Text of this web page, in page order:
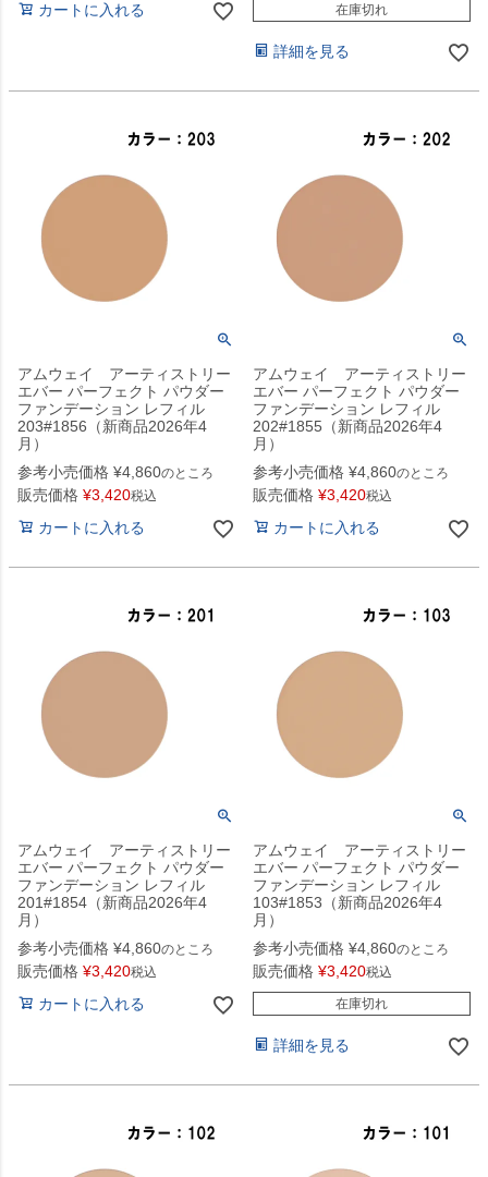
カートに入れる 在庫切れ
詳細を見る
アムウェイ アーティストリー
エバー パーフェクト パウダー
ファンデーション レフィル
203#1856（新商品2026年4
月）
参考小売価格 ¥4,860のところ
販売価格 ¥3,420税込
カートに入れる
アムウェイ アーティストリー
エバー パーフェクト パウダー
ファンデーション レフィル
202#1855（新商品2026年4
月）
参考小売価格 ¥4,860のところ
販売価格 ¥3,420税込
カートに入れる
アムウェイ アーティストリー
エバー パーフェクト パウダー
ファンデーション レフィル
201#1854（新商品2026年4
月）
参考小売価格 ¥4,860のところ
販売価格 ¥3,420税込
カートに入れる
アムウェイ アーティストリー
エバー パーフェクト パウダー
ファンデーション レフィル
103#1853（新商品2026年4
月）
参考小売価格 ¥4,860のところ
販売価格 ¥3,420税込
在庫切れ
詳細を見る